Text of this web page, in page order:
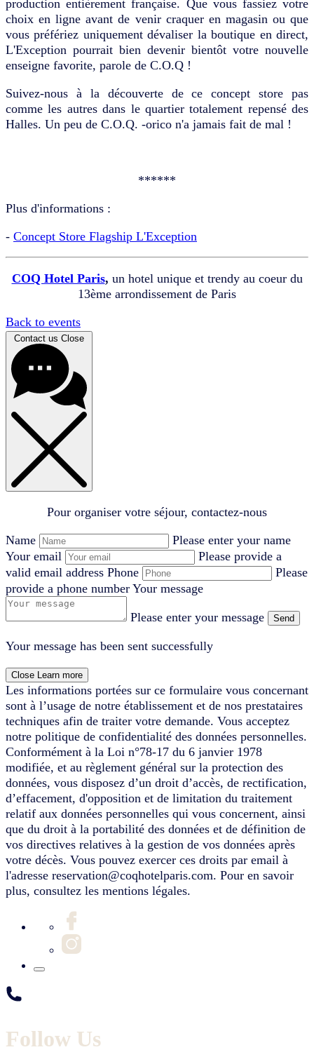
production entièrement française. Que vous fassiez votre
choix en ligne avant de venir craquer en magasin ou que
vous préfériez uniquement dévaliser la boutique en direct,
L'Exception pourrait bien devenir bientôt votre nouvelle
enseigne favorite, parole de C.O.Q !
Suivez-nous à la découverte de ce concept store pas
comme les autres dans le quartier totalement repensé des
Halles. Un peu de C.O.Q. -orico n'a jamais fait de mal !
******
Plus d'informations :
- Concept Store Flagship L'Exception
COQ Hotel Paris, un hotel unique et trendy au coeur du
13ème arrondissement de Paris
Back to events
Contact us Close
Pour organiser votre séjour, contactez-nous
Name
Please enter your name
Your email
Please provide a
valid email address Phone
Please
provide a phone number Your message
Please enter your message Send
Your message has been sent successfully
Close Learn more
Les informations portées sur ce formulaire vous concernant
sont à l’usage de notre établissement et de nos prestataires
techniques afin de traiter votre demande. Vous acceptez
notre politique de confidentialité des données personnelles.
Conformément à la Loi n°78-17 du 6 janvier 1978
modifiée, et au règlement général sur la protection des
données, vous disposez d’un droit d’accès, de rectification,
d’effacement, d'opposition et de limitation du traitement
relatif aux données personnelles qui vous concernent, ainsi
que du droit à la portabilité des données et de définition de
vos directives relatives à la gestion de vos données après
votre décès. Vous pouvez exercer ces droits par email à
l'adresse reservation@coqhotelparis.com. Pour en savoir
plus, consultez les mentions légales.
Follow Us